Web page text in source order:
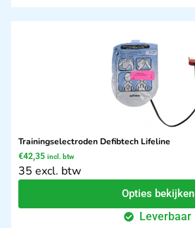
Trainingselectroden Defibtech Lifeline
€42,35 incl. btw
35 excl. btw
Opties bekijken
Leverbaar